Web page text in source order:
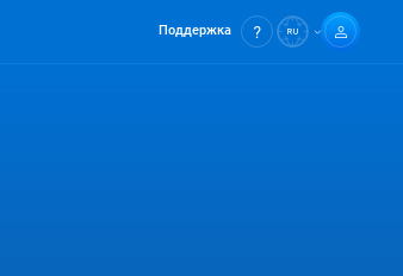
Поддержка